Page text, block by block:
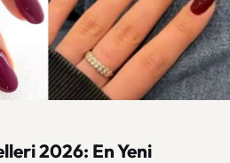
2026: En Yeni